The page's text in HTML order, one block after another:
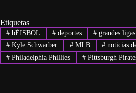
Etiquetas
#bÉISBOL #deportes # grandes ligas
#Kyle Schwarber #MLB # noticias
#Philadelphia Phillies #Pittsburgh